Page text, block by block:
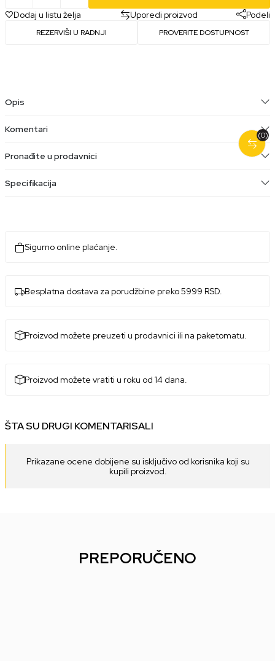
Dodaj u listu želja
Uporedi proizvod Podeli
REZERVIŠI U RADNJI PROVERITE DOSTUPNOST
(0)
Opis
Komentari
Pronađite u prodavnici
Specifikacija
Sigurno online plaćanje.
Besplatna dostava za porudžbine preko 5999 RSD.
Proizvod možete preuzeti u prodavnici ili na paketomatu.
Proizvod možete vratiti u roku od 14 dana.
ŠTA SU DRUGI KOMENTARISALI
Prikazane ocene dobijene su isključivo od korisnika koji su
kupili proizvod.
PREPORUČENO